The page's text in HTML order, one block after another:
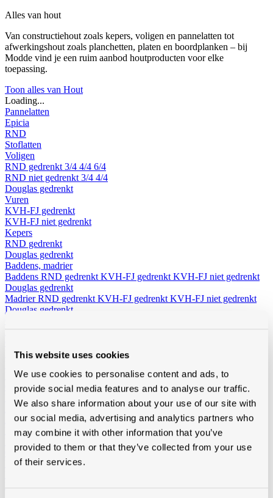
This website uses cookies
We use cookies to personalise content and ads, to
provide social media features and to analyse our traffic.
We also share information about your use of our site with
our social media, advertising and analytics partners who
may combine it with other information that you’ve
provided to them or that they’ve collected from your use
of their services.
Alles van hout
Van constructiehout zoals kepers, voligen en pannelatten tot
afwerkingshout zoals planchetten, platen en boordplanken – bij
Modde vind je een ruim aanbod houtproducten voor elke
toepassing.
Toon alles van Hout
Loading...
Pannelatten
Epicia
RND
Stoflatten
Voligen
RND gedrenkt 3/4 4/4 6/4
RND niet gedrenkt 3/4 4/4
Douglas gedrenkt
Vuren
KVH-FJ gedrenkt
KVH-FJ niet gedrenkt
Kepers
RND gedrenkt
Douglas gedrenkt
Baddens, madrier
Baddens RND gedrenkt KVH-FJ gedrenkt KVH-FJ niet gedrenkt
Douglas gedrenkt
MadrierRND gedrenkt KVH-FJ gedrenkt KVH-FJ niet gedrenkt
Douglas gedrenkt
Niet-geïmpregneerd
Boordplanken
Meranti
Ceder
Planchetten
Ayous Planchetten Ayous thermo tripleAyous thermo vlak
Andere planchetten
Noordboomlatten
Platen
OSB
Multiplex en Elliotis
MDF